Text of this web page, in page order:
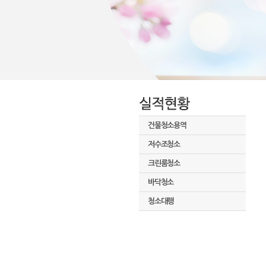
건물청소용역
저수조청소
크린룸청소
바닥청소
청소대행